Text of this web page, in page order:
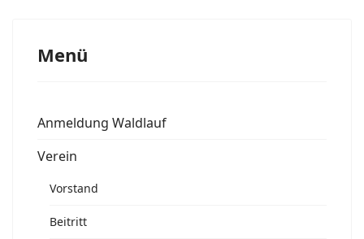
Menü
Anmeldung Waldlauf
Verein
Vorstand
Beitritt